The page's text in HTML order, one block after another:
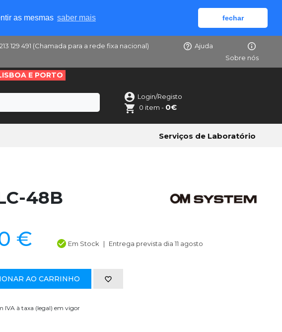
as mesmas saber mais fechar
213 129 491 (Chamada para a rede fixa nacional)
Ajuda
Sobre nós
E PORTO
Login/Registo
0 item - 0€
Serviços de Laboratório
48B
€ Em Stock Entrega prevista dia 11 agosto
AO CARRINHO
IVA à taxa (legal) em vigor